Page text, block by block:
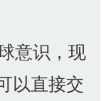
意识，现
以直接交